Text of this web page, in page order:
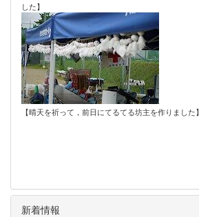
した】
【晴天を祈って，前日にてるてる坊主を作りました】
新着情報